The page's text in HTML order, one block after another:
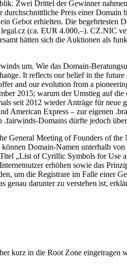
Zwei Drittel der Gewinner
Preis einer
Gebot erhielten. Die
(ca. EUR 4.000,–). CZ.NIC
hätten sich die Auktionen als
um. Wie das Domain-
It reflects our belief in the
and our evolution from a
2015; warum der Umstieg auf
seit 2012 wieder Anträge für neue
American Express – zur eigenen
Domains dürfte jedoch
General Meeting of Founders of
Domain-Namen unterhalb
„List of Cyrillic Symbols for
erhöhen sowie das
um die Registrare im Falle einer
darunter zu verstehen ist,
kurz in die Root Zone eingetragen